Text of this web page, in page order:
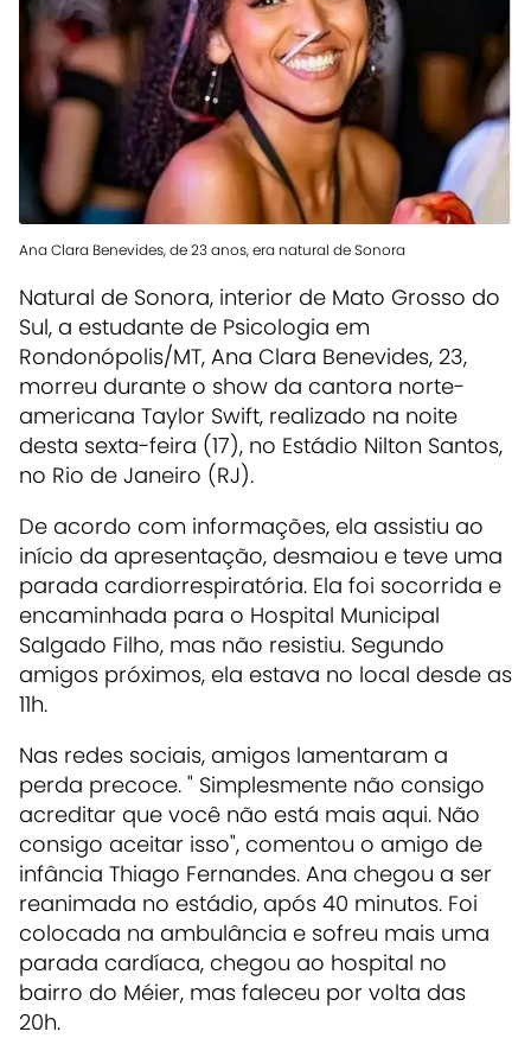
Ana Clara Benevides, de 23 anos, era natural de Sonora
Natural de Sonora, interior de Mato Grosso do
Sul, a estudante de Psicologia em
Rondonópolis/MT, Ana Clara Benevides, 23,
morreu durante o show da cantora norte-
americana Taylor Swift, realizado na noite
desta sexta-feira (17), no Estádio Nilton Santos,
no Rio de Janeiro (RJ).
De acordo com informações, ela assistiu ao
início da apresentação, desmaiou e teve uma
parada cardiorrespiratória. Ela foi socorrida e
encaminhada para o Hospital Municipal
Salgado Filho, mas não resistiu. Segundo
amigos próximos, ela estava no local desde as
11h.
Nas redes sociais, amigos lamentaram a
perda precoce. " Simplesmente não consigo
acreditar que você não está mais aqui. Não
consigo aceitar isso", comentou o amigo de
infância Thiago Fernandes. Ana chegou a ser
reanimada no estádio, após 40 minutos. Foi
colocada na ambulância e sofreu mais uma
parada cardíaca, chegou ao hospital no
bairro do Méier, mas faleceu por volta das
20h.